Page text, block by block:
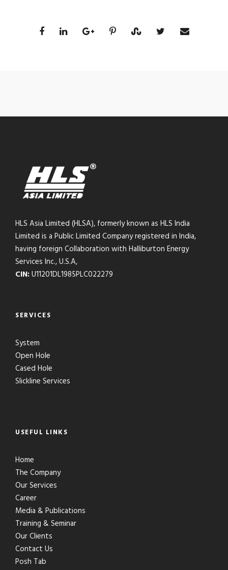
HLS Asia Limited (HLSA), formerly known as HLS India
Limited is a Public Limited Company registered in India,
having foreign Collaboration with Halliburton Energy
Services Inc., U.S.A,
CIN:U11201DL1985PLC022279
SERVICES
System
Open Hole
Cased Hole
Slickline Services
USEFUL LINKS
Home
The Company
Our Services
Career
Media & Publications
Training & Seminar
Our Clients
Contact Us
Posh Tab